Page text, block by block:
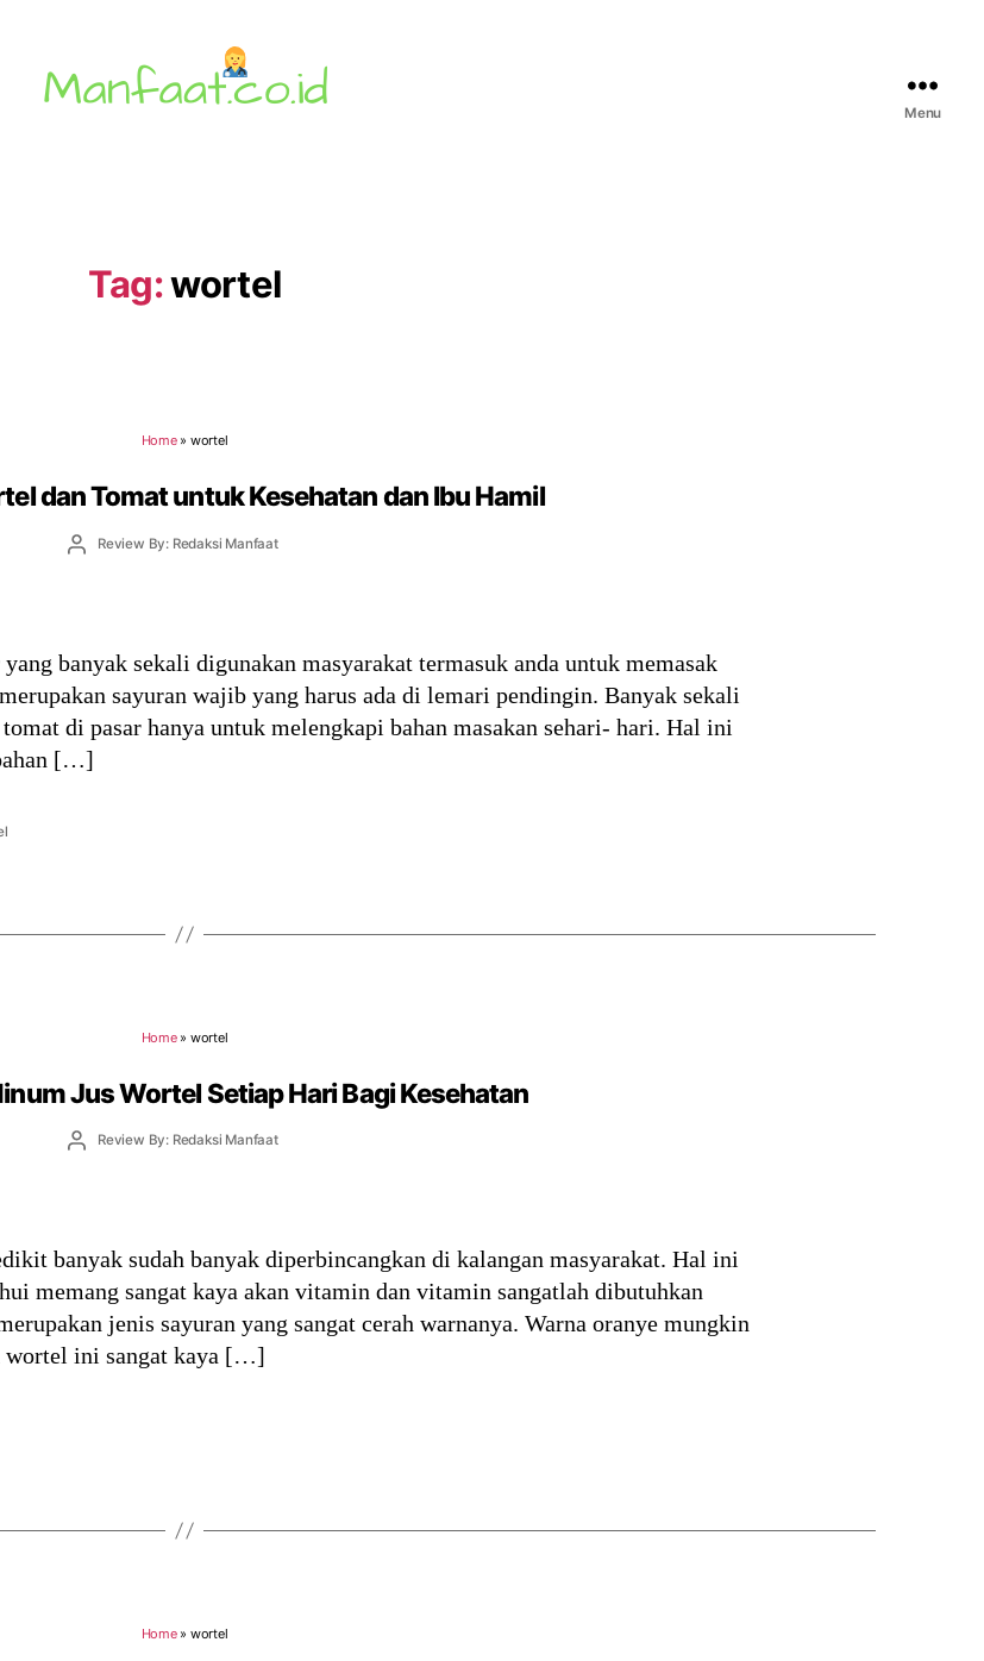
Menu
Tag:wortel
Home» wortel
dan Tomat untuk Kesehatan dan Ibu Hamil
PostReview By: Redaksi Manfaat
banyak sekali digunakan masyarakat termasuk anda untuk memasak
sayuran wajib yang harus ada di lemari pendingin. Banyak sekali
di pasar hanya untuk melengkapi bahan masakan sehari- hari. Hal ini
[…]
Home» wortel
Jus Wortel Setiap Hari Bagi Kesehatan
PostReview By: Redaksi Manfaat
banyak sudah banyak diperbincangkan di kalangan masyarakat. Hal ini
memang sangat kaya akan vitamin dan vitamin sangatlah dibutuhkan
jenis sayuran yang sangat cerah warnanya. Warna oranye mungkin
wortel ini sangat kaya […]
Home» wortel